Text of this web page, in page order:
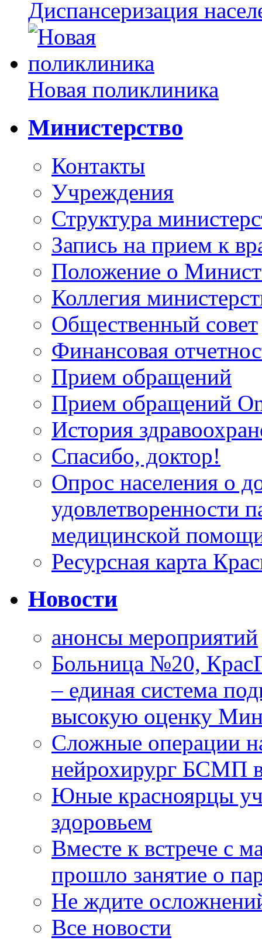
Диспансеризация
Новая поликлиника
Министерство
Контакты
Учреждения
Структура
Запись на прием к
Положение о
Коллегия
Общественный совет
Финансовая
Прием обращений
Прием обращений
История
Спасибо, доктор!
Опрос населения о
удовлетворенности
медицинской
Ресурсная карта
Новости
анонсы мероприятий
Больница №20,
– единая система
высокую оценку
Сложные операции
нейрохирург БСМП
Юные красноярцы
здоровьем
Вместе к встрече с
прошло занятие о
Не ждите
Все новости